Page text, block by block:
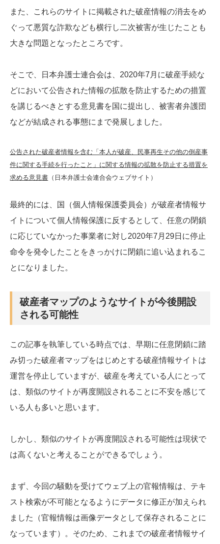
また、これらのサイトに掲載された破産情報の消去をめ
ぐって悪質な詐欺なども横行し二次被害が生じたことも
大きな問題となったところです。
そこで、日本弁護士連合会は、2020年7月に破産手続な
どにおいて公告された情報の拡散を防止するための措置
を講じるべきとする意見書を国に提出し、被害者弁護団
などが結成される事態にまで発展しました。
公告された破産者情報を含む「本人が破産、民事再生その他の倒産事
件に関する手続を行ったこと」に関する情報の拡散を防止する措置を
求める意見書 （日本弁護士会連合会ウェブサイト）
最終的には、国（個人情報保護委員会）が破産者情報サ
イトについて個人情報保護に反するとして、任意の閉鎖
に応じていなかった事業者に対し2020年7月29日に停止
命令を発令したことをきっかけに閉鎖に追い込まれるこ
とになりました。
破産者マップのようなサイトが今後開設
される可能性
この記事を執筆している時点では、早期に任意閉鎖に踏
み切った破産者マップをはじめとする破産情報サイトは
運営を停止していますが、破産を考えている人にとって
は、類似のサイトが再度開設されることに不安を感じて
いる人も多いと思います。
しかし、類似のサイトが再度開設される可能性は現状で
は高くないと考えることができるでしょう。
まず、今回の騒動を受けてウェブ上の官報情報は、テキ
スト検索が不可能となるようにデータに修正が加えられ
ました（官報情報は画像データとして保存されることに
なっています）。そのため、これまでの破産者情報サイ